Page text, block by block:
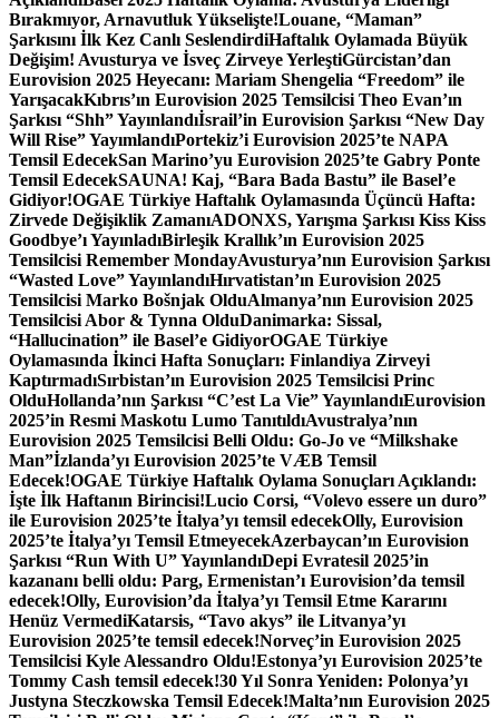
Bırakmıyor, Arnavutluk Yükselişte!Louane, “Maman”
Şarkısını İlk Kez Canlı SeslendirdiHaftalık Oylamada Büyük
Değişim! Avusturya ve İsveç Zirveye YerleştiGürcistan’dan
Eurovision 2025 Heyecanı: Mariam Shengelia “Freedom” ile
YarışacakKıbrıs’ın Eurovision 2025 Temsilcisi Theo Evan’ın
Şarkısı “Shh” Yayınlandıİsrail’in Eurovision Şarkısı “New Day
Will Rise” YayımlandıPortekiz’i Eurovision 2025’te NAPA
Temsil EdecekSan Marino’yu Eurovision 2025’te Gabry Ponte
Temsil EdecekSAUNA! Kaj, “Bara Bada Bastu” ile Basel’e
Gidiyor!OGAE Türkiye Haftalık Oylamasında Üçüncü Hafta:
Zirvede Değişiklik ZamanıADONXS, Yarışma Şarkısı Kiss Kiss
Goodbye’ı YayınladıBirleşik Krallık’ın Eurovision 2025
Temsilcisi Remember MondayAvusturya’nın Eurovision Şarkısı
“Wasted Love” YayınlandıHırvatistan’ın Eurovision 2025
Temsilcisi Marko Bošnjak OlduAlmanya’nın Eurovision 2025
Temsilcisi Abor & Tynna OlduDanimarka: Sissal,
“Hallucination” ile Basel’e GidiyorOGAE Türkiye
Oylamasında İkinci Hafta Sonuçları: Finlandiya Zirveyi
KaptırmadıSırbistan’ın Eurovision 2025 Temsilcisi Princ
OlduHollanda’nın Şarkısı “C’est La Vie” YayınlandıEurovision
2025’in Resmi Maskotu Lumo TanıtıldıAvustralya’nın
Eurovision 2025 Temsilcisi Belli Oldu: Go-Jo ve “Milkshake
Man”İzlanda’yı Eurovision 2025’te VÆB Temsil
Edecek!OGAE Türkiye Haftalık Oylama Sonuçları Açıklandı:
İşte İlk Haftanın Birincisi!Lucio Corsi, “Volevo essere un duro”
ile Eurovision 2025’te İtalya’yı temsil edecekOlly, Eurovision
2025’te İtalya’yı Temsil EtmeyecekAzerbaycan’ın Eurovision
Şarkısı “Run With U” YayınlandıDepi Evratesil 2025’in
kazananı belli oldu: Parg, Ermenistan’ı Eurovision’da temsil
edecek!Olly, Eurovision’da İtalya’yı Temsil Etme Kararını
Henüz VermediKatarsis, “Tavo akys” ile Litvanya’yı
Eurovision 2025’te temsil edecek!Norveç’in Eurovision 2025
Temsilcisi Kyle Alessandro Oldu!Estonya’yı Eurovision 2025’te
Tommy Cash temsil edecek!30 Yıl Sonra Yeniden: Polonya’yı
Justyna Steczkowska Temsil Edecek!Malta’nın Eurovision 2025